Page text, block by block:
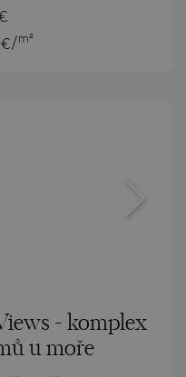
€/ m²
- komplex
u moře